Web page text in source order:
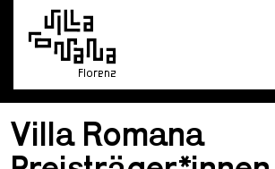
Florenz
Villa Romana